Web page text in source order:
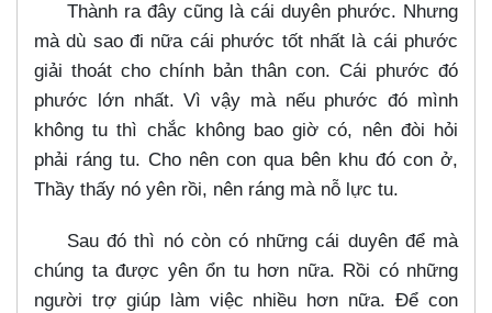
Thành ra đây cũng là cái duyên phước. Nhưng
mà dù sao đi nữa cái phước tốt nhất là cái phước
giải thoát cho chính bản thân con. Cái phước đó
phước lớn nhất. Vì vậy mà nếu phước đó mình
không tu thì chắc không bao giờ có, nên đòi hỏi
phải ráng tu. Cho nên con qua bên khu đó con ở,
Thầy thấy nó yên rồi, nên ráng mà nỗ lực tu.
Sau đó thì nó còn có những cái duyên để mà
chúng ta được yên ổn tu hơn nữa. Rồi có những
người trợ giúp làm việc nhiều hơn nữa. Để con